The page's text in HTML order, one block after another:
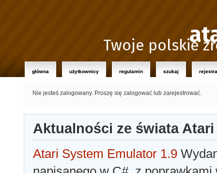
Twoje polskie
główna użytkownicy regulamin szukaj
Nie jesteś zalogowany. Proszę się zalogować lub zarejestrować.
Aktualności ze świata Atari
Atari System Emulator 1.9